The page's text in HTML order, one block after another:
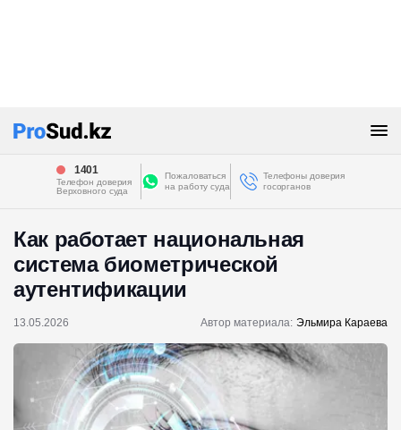
1401
Телефон доверия
Верховного суда
Пожаловаться
на работу суда
Телефоны доверия
госорганов
Как работает национальная
система биометрической
аутентификации
13.05.2026 Автор материала: Эльмира Караева